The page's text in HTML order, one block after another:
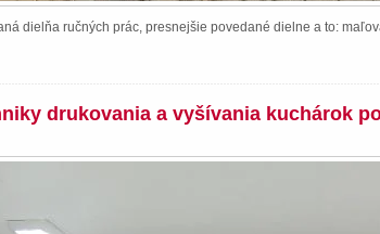
dielňa ručných prác, presnejšie povedané dielne a to:
drukovania a vyšívania kuchárok